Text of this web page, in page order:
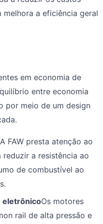
a eficiência geral
em economia de
entre economia
por meio de um design
A FAW presta atenção ao
a resistência ao
de combustível ao
eletrônicoOs motores
rail de alta pressão e